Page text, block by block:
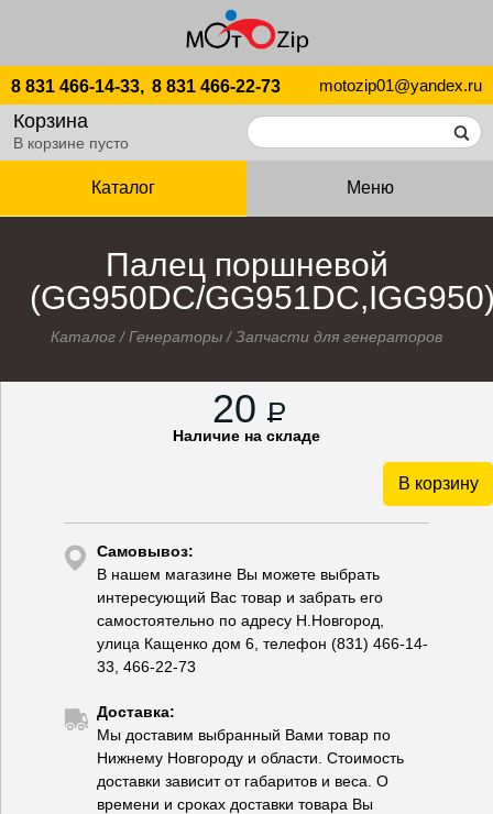
8 831 466-14-33, 8 831 466-22-73 motozip01@yandex.ru
Корзина
В корзине пусто
Каталог Меню
Палец поршневой
(GG950DC/
Каталог /Генераторы /Запчасти для генераторов
20 P
Наличие на складе
В корзину
Самовывоз:
В нашем магазине Вы можете выбрать
интересующий Вас товар и забрать его
самостоятельно по адресу Н.Новгород,
улица Кащенко дом 6, телефон (831) 466-14-
33, 466-22-73
Доставка:
Мы доставим выбранный Вами товар по
Нижнему Новгороду и области. Стоимость
доставки зависит от габаритов и веса. О
времени и сроках доставки товара Вы